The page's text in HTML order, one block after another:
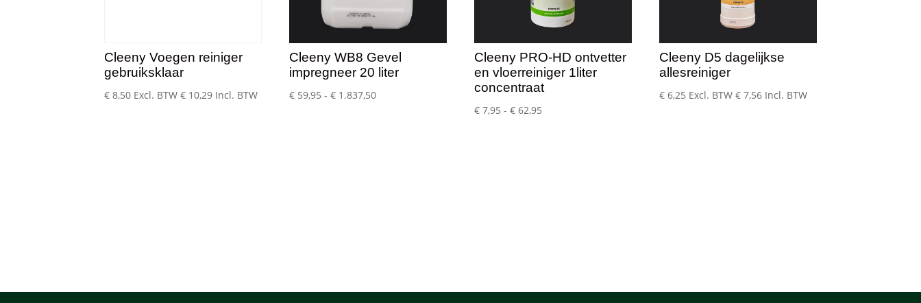
Cleeny Voegen reiniger
gebruiksklaar
€ 8,50 Excl. BTW € 10,29 Incl. BTW
Cleeny WB8 Gevel
impregneer 20 liter
€59,95 - €1.837,50Prijsklasse:
Cleeny PRO-HD ontvetter
en vloerreiniger 1liter
concentraat
€7,95 - €62,95Prijsklasse:
Cleeny D5 dagelijkse
allesreiniger
€6,25 Excl. BTW €7,56Incl. BTW